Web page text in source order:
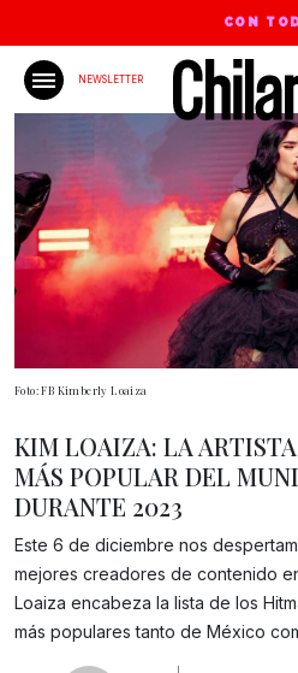
CON
NEWSLETTER
Foto: FB Kimberly Loaiza
KIM LOAIZA: LA
MÁS POPULAR DEL
DURANTE 2023
Este 6 de diciembre nos
mejores creadores de contenido
Loaiza encabeza la lista de los
más populares tanto de México